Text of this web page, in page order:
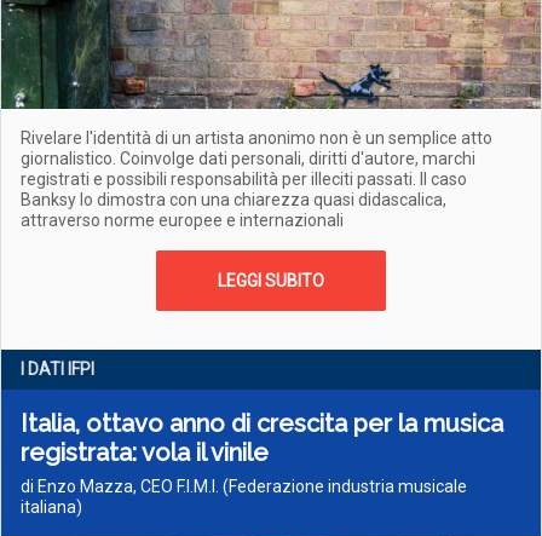
Rivelare l'identità di un artista anonimo non è un semplice atto
giornalistico. Coinvolge dati personali, diritti d'autore, marchi
registrati e possibili responsabilità per illeciti passati. Il caso
Banksy lo dimostra con una chiarezza quasi didascalica,
attraverso norme europee e internazionali
LEGGI SUBITO
I DATI IFPI
Italia, ottavo anno di crescita per la musica
registrata: vola il vinile
di Enzo Mazza, CEO F.I.M.I. (Federazione industria musicale
italiana)